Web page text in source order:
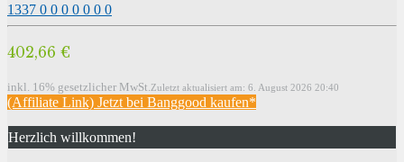
1337 0 0 0 0 0 0 0
402,66 €
inkl. 16% gesetzlicher MwSt. Zuletzt aktualisiert am: 6. August 2026 20:40
(Affiliate Link) Jetzt bei Banggood kaufen*
Herzlich willkommen!